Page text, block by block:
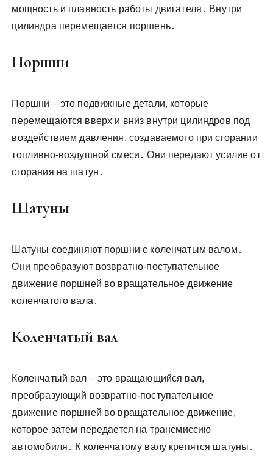
мощность и плавность работы двигателя․ Внутри
цилиндра перемещается поршень․
Поршни
Поршни – это подвижные детали, которые
перемещаются вверх и вниз внутри цилиндров под
воздействием давления, создаваемого при сгорании
топливно-воздушной смеси․ Они передают усилие от
сгорания на шатун․
Шатуны
Шатуны соединяют поршни с коленчатым валом․
Они преобразуют возвратно-поступательное
движение поршней во вращательное движение
коленчатого вала․
Коленчатый вал
Коленчатый вал – это вращающийся вал,
преобразующий возвратно-поступательное
движение поршней во вращательное движение,
которое затем передается на трансмиссию
автомобиля․ К коленчатому валу крепятся шатуны․